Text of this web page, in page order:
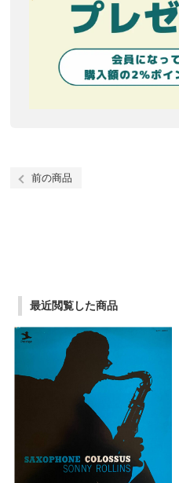
前の商品
最近閲覧した商品